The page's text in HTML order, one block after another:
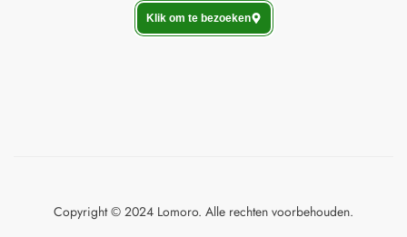
Klik om te bezoeken
Copyright © 2024 Lomoro. Alle rechten voorbehouden.